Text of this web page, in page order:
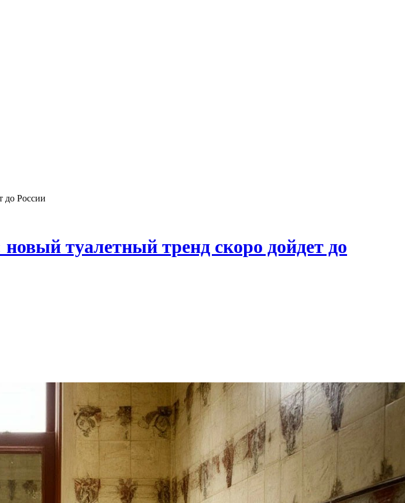
до России
туалетный тренд скоро дойдет до